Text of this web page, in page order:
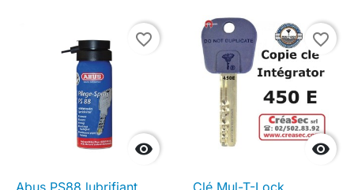

favorite_border

favorite_border